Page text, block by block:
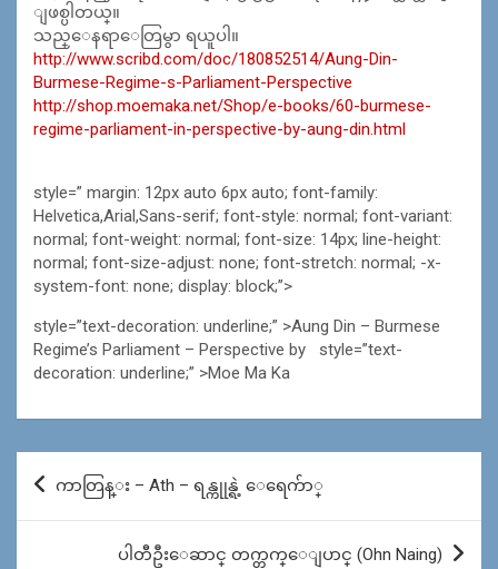
ျဖစ္ပါတယ္။
သည္ေနရာေတြမွာ ရယူပါ။
http://www.scribd.com/doc/180852514/Aung-Din-
Burmese-Regime-s-Parliament-Perspective
http://shop.moemaka.net/Shop/e-books/60-burmese-
regime-parliament-in-perspective-by-aung-din.html
style=” margin: 12px auto 6px auto; font-family:
Helvetica,Arial,Sans-serif; font-style: normal; font-variant:
normal; font-weight: normal; font-size: 14px; line-height:
normal; font-size-adjust: none; font-stretch: normal; -x-
system-font: none; display: block;”>
style=”text-decoration: underline;” >Aung Din – Burmese
Regime’s Parliament – Perspective by
style=”text-
decoration: underline;” >Moe Ma Ka
Post
navigation
ကာတြန္း – Ath – ရန္ကုုန္ရဲ့ ေရေက်ာ္
ပါတီဦးေဆာင္ တက္တက္ေျပာင္ (Ohn Naing)